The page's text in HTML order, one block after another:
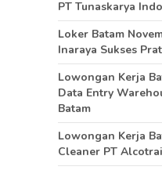
PT Tunaskarya
Loker Batam
Inaraya Sukses
Lowongan Kerja
Data Entry
Batam
Lowongan Kerja
Cleaner PT